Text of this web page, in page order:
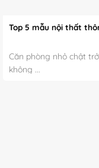
Top 5 mẫu nội thất
Căn phòng nhỏ chật
không ...